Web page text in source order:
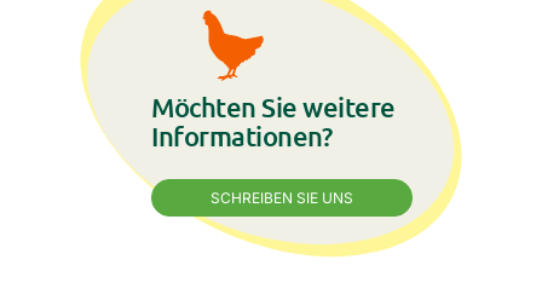
Möchten Sie weitere
Informationen?
SCHREIBEN SIE UNS